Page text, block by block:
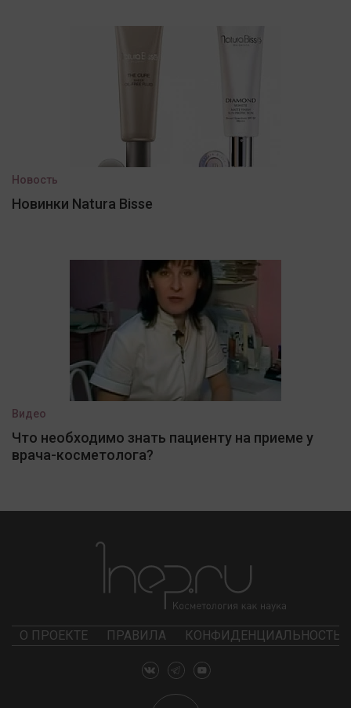
Новость
Новинки Natura Bisse
Видео
Что необходимо знать пациенту на приеме у
врача-косметолога?
О ПРОЕКТЕ ПРАВИЛА КОНФИДЕНЦИАЛЬНОСТЬ